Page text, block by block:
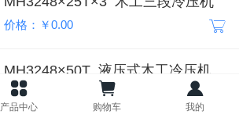
价格：￥0.00
MH3248×50T 液压式木工冷压机
价格：￥0.00
产品中心 购物车 我的